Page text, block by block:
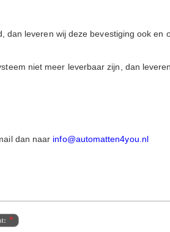
dan leveren wij deze bevestiging ook en
niet meer leverbaar zijn, dan
dan naar info@automatten4you.nl